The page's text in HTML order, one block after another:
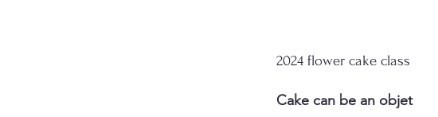
2024 flower cake class
Cake can be an objet